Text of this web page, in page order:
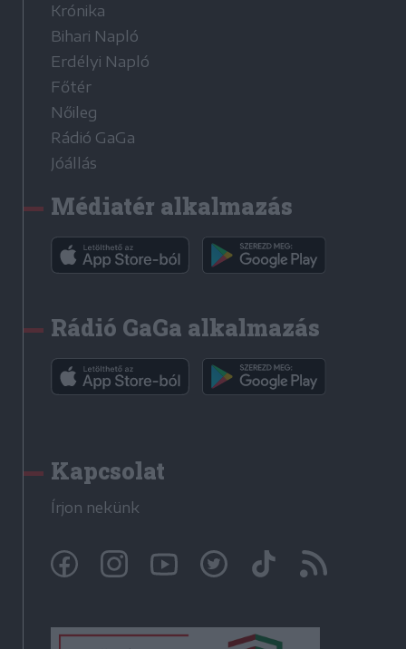
Krónika
Bihari Napló
Erdélyi Napló
Főtér
Nőileg
Rádió GaGa
Jóállás
Médiatér alkalmazás
Rádió GaGa alkalmazás
Kapcsolat
Írjon nekünk